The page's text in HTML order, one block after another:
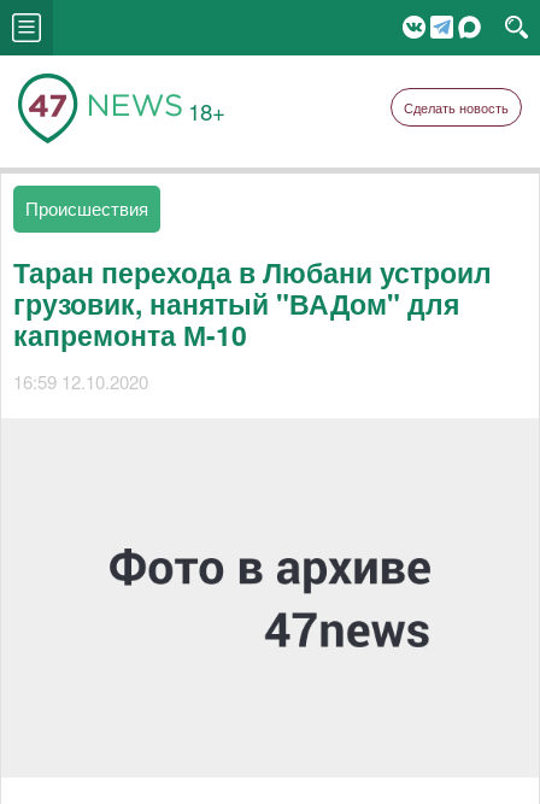
18+ Сделать новость
Происшествия
Таран перехода в Любани устроил
грузовик, нанятый "ВАДом" для
капремонта М-10
16:59 12.10.2020